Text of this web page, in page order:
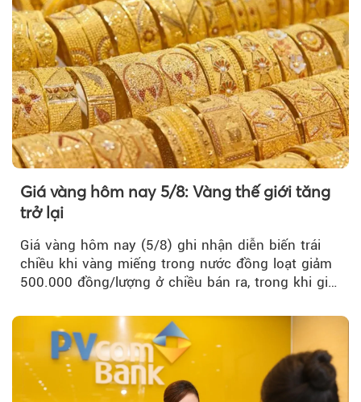
Giá vàng hôm nay 5/8: Vàng thế giới tăng
trở lại
Giá vàng hôm nay (5/8) ghi nhận diễn biến trái
chiều khi vàng miếng trong nước đồng loạt giảm
500.000 đồng/lượng ở chiều bán ra, trong khi giá
thương hiệu.